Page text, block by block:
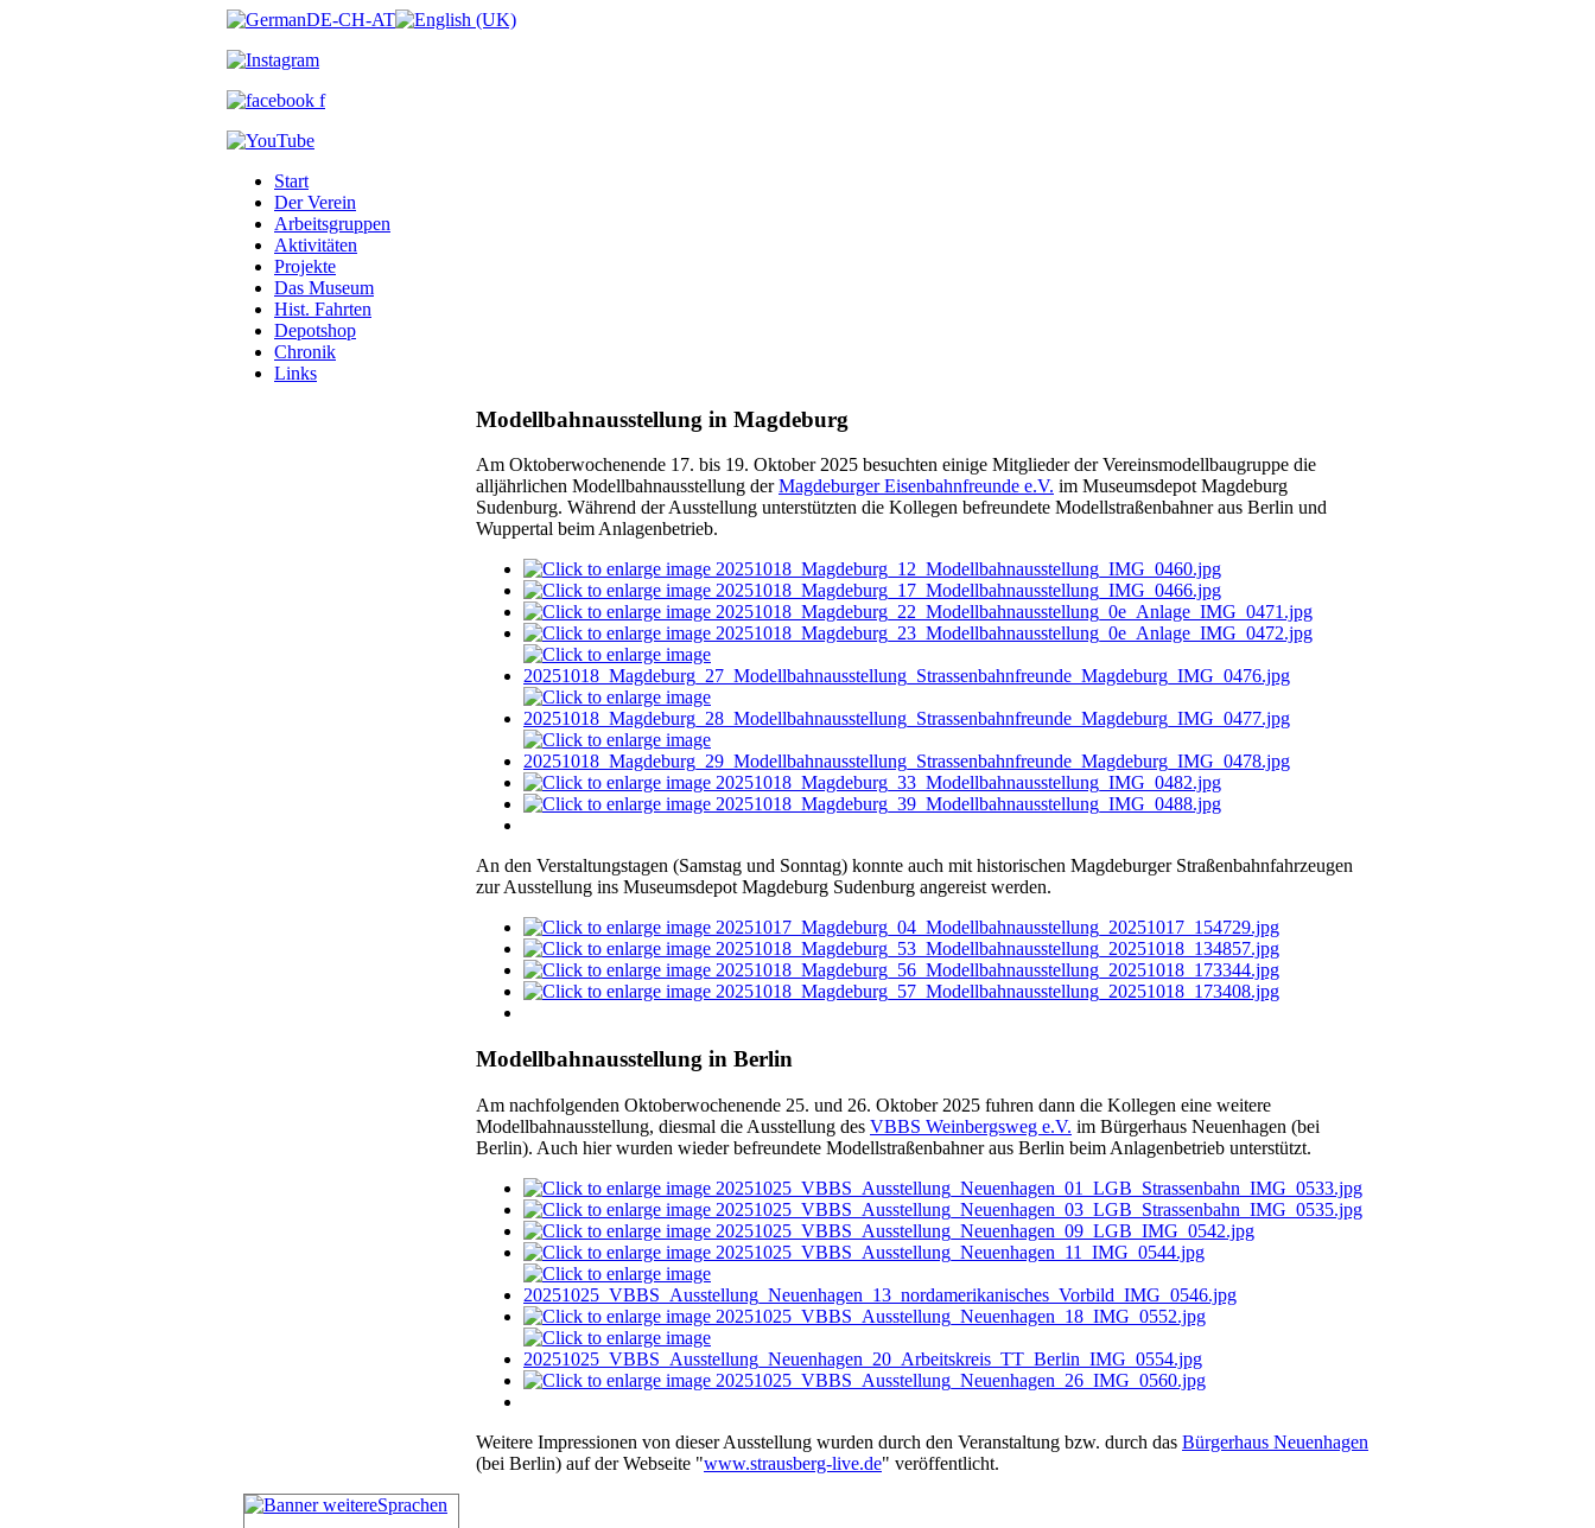
Start
Der Verein
Arbeitsgruppen
Aktivitäten
Projekte
Das Museum
Hist. Fahrten
Depotshop
Chronik
Links
Modellbahnausstellung in Magdeburg
Am Oktoberwochenende 17. bis 19. Oktober 2025 besuchten einige Mitglieder der Vereinsmodellbaugruppe die
alljährlichen Modellbahnausstellung derMagdeburger Eisenbahnfreunde e.V. im Museumsdepot Magdeburg
Sudenburg. Während der Ausstellung unterstützten die Kollegen befreundete Modellstraßenbahner aus Berlin und
Wuppertal beim Anlagenbetrieb.
An den Verstaltungstagen (Samstag und Sonntag) konnte auch mit historischen Magdeburger Straßenbahnfahrzeugen
zur Ausstellung ins Museumsdepot Magdeburg Sudenburg angereist werden.
Modellbahnausstellung in Berlin
Am nachfolgenden Oktoberwochenende 25. und 26. Oktober 2025 fuhren dann die Kollegen eine weitere
Modellbahnausstellung, diesmal die Ausstellung des VBBS Weinbergsweg e.V. im Bürgerhaus Neuenhagen (bei
Berlin). Auch hier wurden wieder befreundete Modellstraßenbahner aus Berlin beim Anlagenbetrieb unterstützt.
Weitere Impressionen von dieser Ausstellung wurden durch den Veranstaltung bzw. durch das Bürgerhaus Neuenhagen
(bei Berlin) auf der Webseite "www.strausberg-live.de" veröffentlicht.